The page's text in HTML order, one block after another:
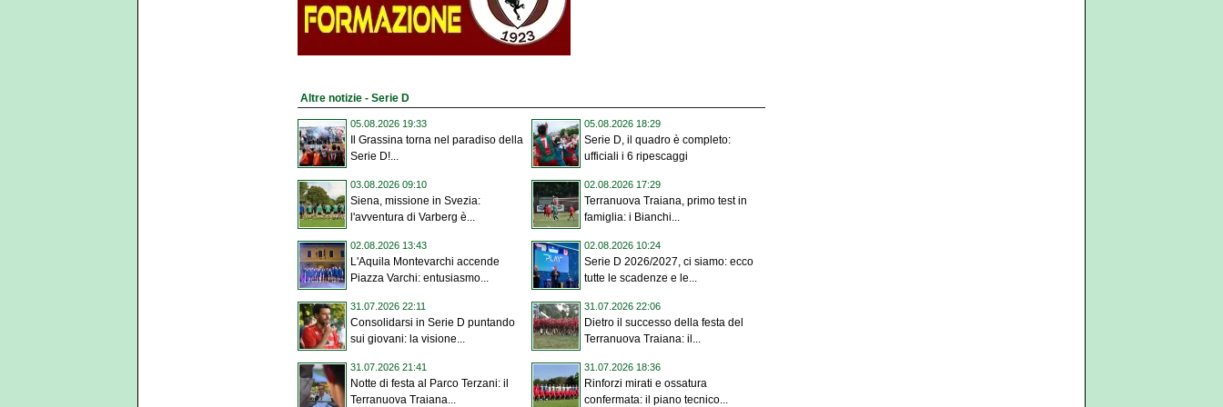
Altre notizie - Serie D
05.08.2026 19:33
Il Grassina torna nel paradiso della
Serie D!...
05.08.2026 18:29
Serie D, il quadro è completo:
ufficiali i 6 ripescaggi
03.08.2026 09:10
Siena, missione in Svezia:
l'avventura di Varberg è...
02.08.2026 17:29
Terranuova Traiana, primo test in
famiglia: i Bianchi...
02.08.2026 13:43
L'Aquila Montevarchi accende
Piazza Varchi: entusiasmo...
02.08.2026 10:24
Serie D 2026/2027, ci siamo: ecco
tutte le scadenze e le...
31.07.2026 22:11
Consolidarsi in Serie D puntando
sui giovani: la visione...
31.07.2026 22:06
Dietro il successo della festa del
Terranuova Traiana: il...
31.07.2026 21:41
Notte di festa al Parco Terzani: il
Terranuova Traiana...
31.07.2026 18:36
Rinforzi mirati e ossatura
confermata: il piano tecnico...